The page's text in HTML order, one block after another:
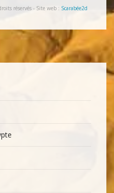
réservés - Site web : Scarabée2d